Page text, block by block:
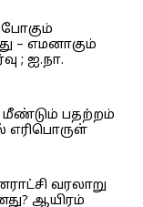
– எமனாகும்
; ஐ.நா.
மீண்டும் பதற்றம்
எரிபொருள்
வரலாறு
ஆயிரம்